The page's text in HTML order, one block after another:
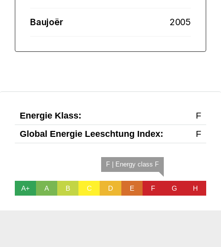
Baujoër 2005
Energie Klass:
F
Global Energie Leeschtung Index:
F
A+ A B C D E
F | Energy class F
F G H